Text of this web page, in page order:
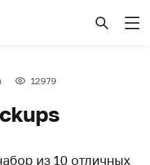
12979
из 10 отличных